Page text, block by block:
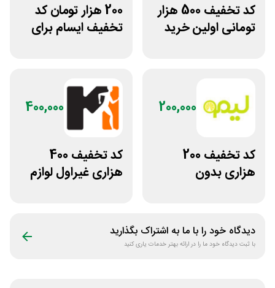
کد تخفیف 500 هزار
تومانی اولین خرید
200 هزار تومان کد
تخفیف ایسام برای
200,000
کد تخفیف 200
هزاری بدون
400,000
کد تخفیف 400
هزاری غیراول لوازم
دیدگاه خود را با ما به اشتراک بگذارید
با ثبت دیدگاه خود ما را در ارائه بهتر خدمات یاری کنید